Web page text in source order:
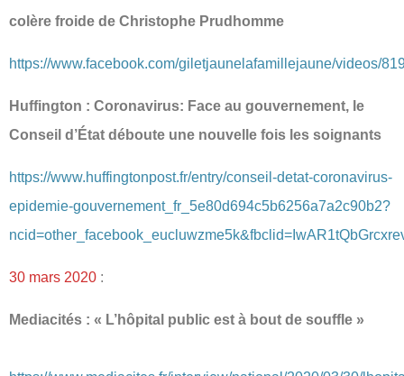
colère froide de Christophe Prudhomme
https://www.facebook.com/giletjaunelafamillejaune/videos/
Huffington : Coronavirus: Face au gouvernement, le
Conseil d’État déboute une nouvelle fois les soignants
https://www.huffingtonpost.fr/entry/conseil-detat-coronavirus-
epidemie-gouvernement_fr_5e80d694c5b6256a7a2c90b2?
30 mars 2020 :
Mediacités : « L’hôpital public est à bout de souffle »